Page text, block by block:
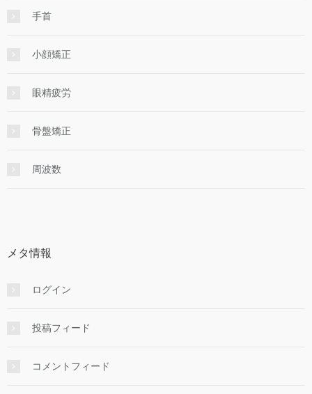
手首
小顔矯正
眼精疲労
骨盤矯正
周波数
メタ情報
ログイン
投稿フィード
コメントフィード